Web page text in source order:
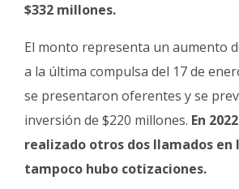
$332 millones.
El monto representa un aumento
a la última compulsa del 17 de
se presentaron oferentes y se
inversión de $220 millones. En
realizado otros dos llamados en
tampoco hubo cotizaciones.